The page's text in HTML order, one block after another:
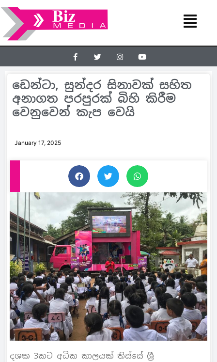
ඩෙන්ටා, සුන්දර සිනාවක් සහිත
අනාගත පරපුරක් බිහි කිරීම
වෙනුවෙන් කැප වෙයි
January 17, 2025
දශක 3කට අධික කාලයක් තිස්සේ ශ්‍රී